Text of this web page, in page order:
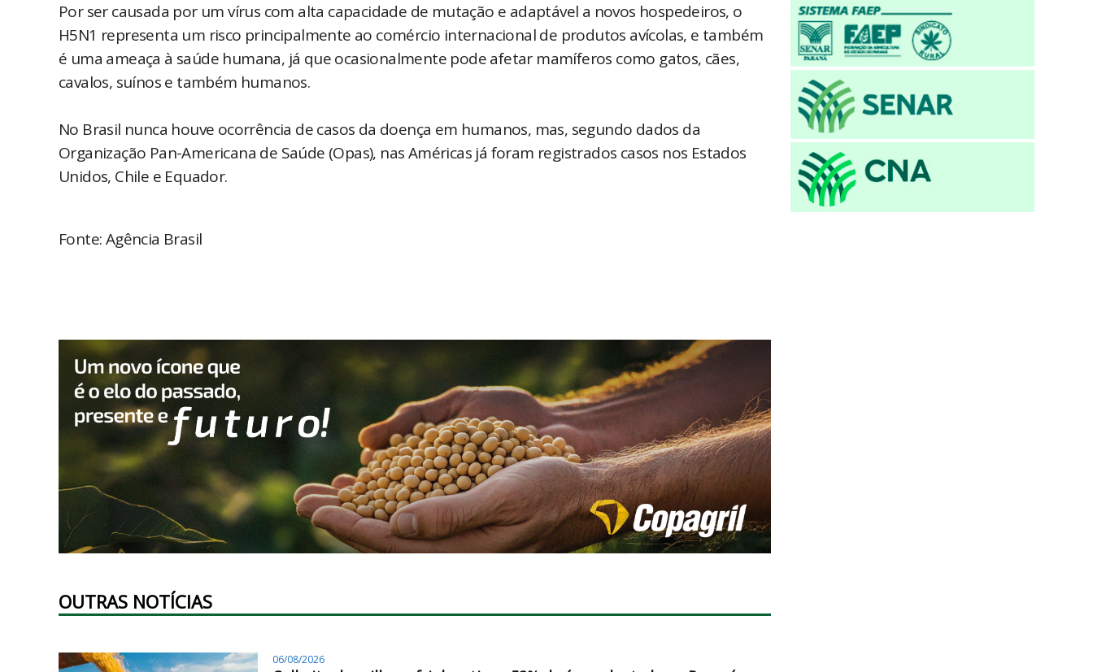
Por ser causada por um vírus com alta capacidade de mutação e adaptável a novos hospedeiros, o
H5N1 representa um risco principalmente ao comércio internacional de produtos avícolas, e também
é uma ameaça à saúde humana, já que ocasionalmente pode afetar mamíferos como gatos, cães,
cavalos, suínos e também humanos.
No Brasil nunca houve ocorrência de casos da doença em humanos, mas, segundo dados da
Organização Pan-Americana de Saúde (Opas), nas Américas já foram registrados casos nos Estados
Unidos, Chile e Equador.
Fonte: Agência Brasil
OUTRAS NOTÍCIAS
06/08/2026